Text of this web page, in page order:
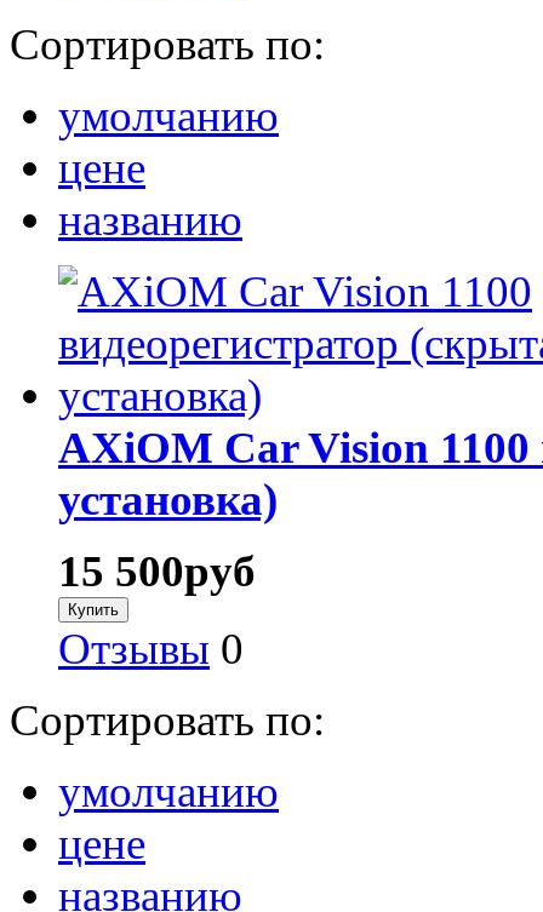
Сортировать по:
умолчанию
цене
названию
AXiOM Car Vision 1100
установка)
15 500руб
Отзывы 0
Сортировать по:
умолчанию
цене
названию